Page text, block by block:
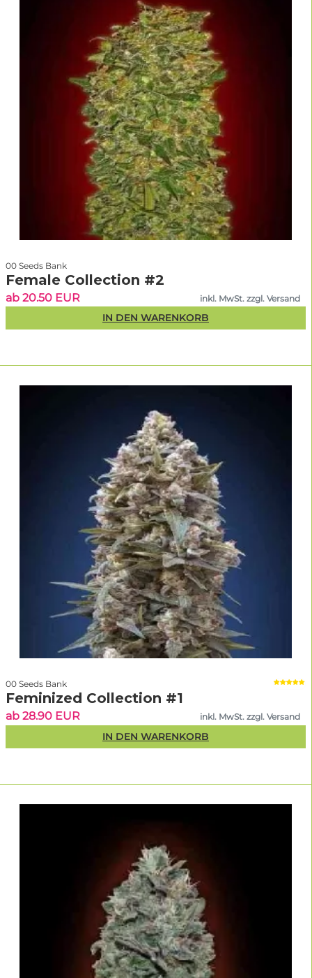
00 Seeds Bank
Female Collection #2
ab 20.50 EUR inkl. MwSt. zzgl. Versand
IN DEN WARENKORB
00 Seeds Bank
Feminized Collection #1
ab 28.90 EUR inkl. MwSt. zzgl. Versand
IN DEN WARENKORB